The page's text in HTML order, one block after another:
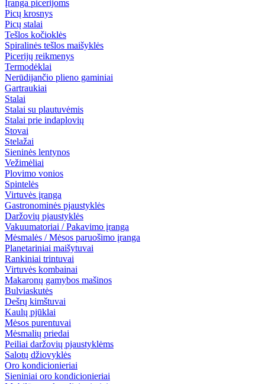
Įranga picerijoms
Picų krosnys
Picų stalai
Tešlos kočioklės
Spiralinės tešlos maišyklės
Picerijų reikmenys
Termodėklai
Nerūdijančio plieno gaminiai
Gartraukiai
Stalai
Stalai su plautuvėmis
Stalai prie indaplovių
Stovai
Stelažai
Sieninės lentynos
Vežimėliai
Plovimo vonios
Spintelės
Virtuvės įranga
Gastronominės pjaustyklės
Daržovių pjaustyklės
Vakuumatoriai / Pakavimo įranga
Mėsmalės / Mėsos paruošimo įranga
Planetariniai maišytuvai
Rankiniai trintuvai
Virtuvės kombainai
Makaronų gamybos mašinos
Bulviaskutės
Dešrų kimštuvai
Kaulų pjūklai
Mėsos purentuvai
Mėsmalių priedai
Peiliai daržovių pjaustyklėms
Salotų džiovyklės
Oro kondicionieriai
Sieniniai oro kondicionieriai